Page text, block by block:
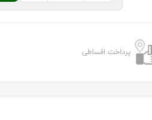
سوزنی
مدل
پرداخت اقساطی